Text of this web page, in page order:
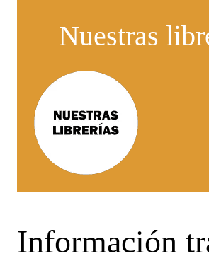
Nuestras
Información